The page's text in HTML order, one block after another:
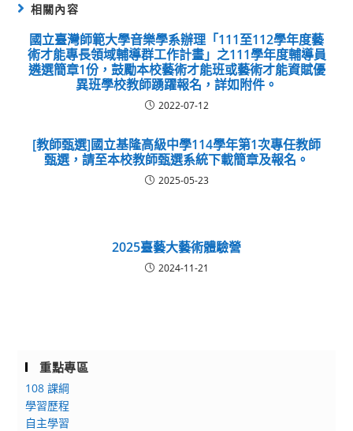
相關內容
國立臺灣師範大學音樂學系辦理「111至112學年度藝
術才能專長領域輔導群工作計畫」之111學年度輔導員
遴選簡章1份，鼓勵本校藝術才能班或藝術才能資賦優
異班學校教師踴躍報名，詳如附件。
2022-07-12
[教師甄選]國立基隆高級中學114學年第1次專任教師
甄選，請至本校教師甄選系統下載簡章及報名。
2025-05-23
2025臺藝大藝術體驗營
2024-11-21
重點專區
108 課綱
學習歷程
自主學習